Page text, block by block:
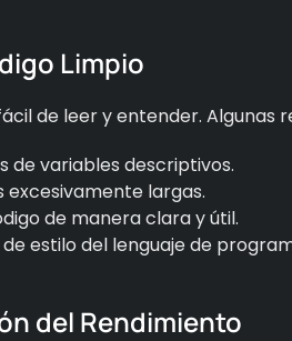
Limpio
de leer y entender. Algunas
de variables descriptivos.
excesivamente largas.
de manera clara y útil.
de estilo del lenguaje de
del Rendimiento